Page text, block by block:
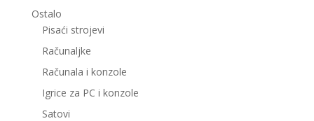
Ostalo
Pisaći strojevi
Računaljke
Računala i konzole
Igrice za PC i konzole
Satovi